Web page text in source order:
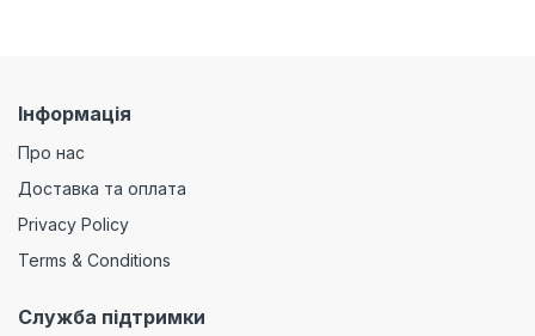
Інформація
Про нас
Доставка та оплата
Privacy Policy
Terms & Conditions
Служба підтримки